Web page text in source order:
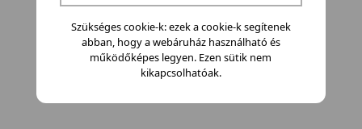
Szükséges cookie-k: ezek a cookie-k segítenek
abban, hogy a webáruház használható és
működőképes legyen. Ezen sütik nem
kikapcsolhatóak.